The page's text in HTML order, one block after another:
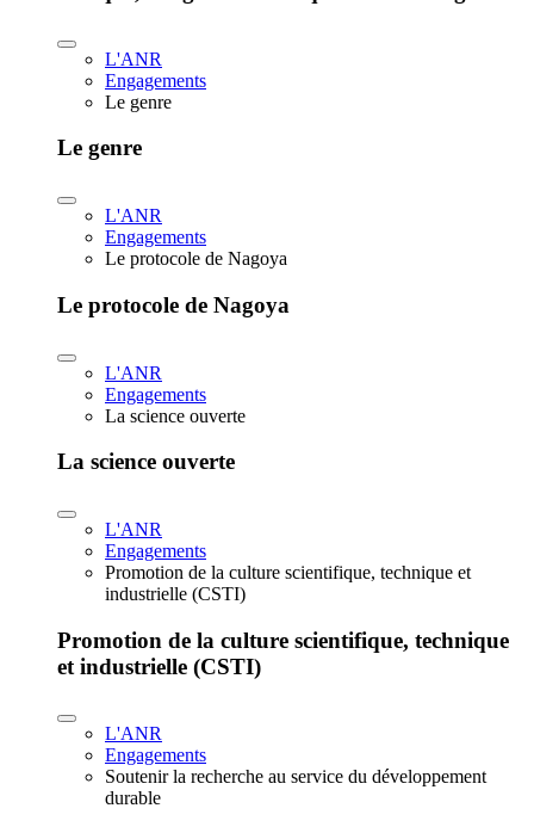
L'ANR
Engagements
Le genre
Le genre
L'ANR
Engagements
Le protocole de Nagoya
Le protocole de Nagoya
L'ANR
Engagements
La science ouverte
La science ouverte
L'ANR
Engagements
Promotion de la culture scientifique, technique et
industrielle (CSTI)
Promotion de la culture scientifique, technique
et industrielle (CSTI)
L'ANR
Engagements
Soutenir la recherche au service du développement
durable